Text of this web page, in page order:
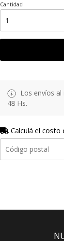
Cantidad
Los envíos
48 Hs.
Calculá el costo